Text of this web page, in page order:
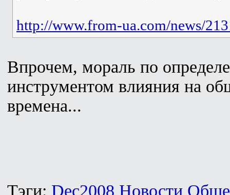
http://www.from-ua.com/news/
Впрочем, мораль по
инструментом влияния на
времена...
Тэги: Dec2008 Новости